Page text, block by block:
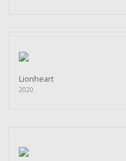
Lionheart
2020